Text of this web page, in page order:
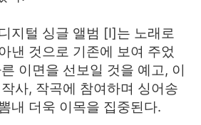
지털 싱글 앨범 [I]는 노래로
낸 것으로 기존에 보여 주었
이면을 선보일 것을 예고, 이
사, 작곡에 참여하며 싱어송
내 더욱 이목을 집중된다.